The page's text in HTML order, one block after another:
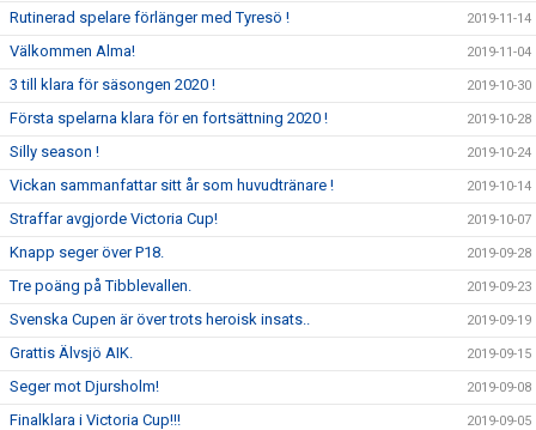
Rutinerad spelare förlänger med Tyresö ! 2019-11-14
Välkommen Alma! 2019-11-04
3 till klara för säsongen 2020 ! 2019-10-30
Första spelarna klara för en fortsättning 2020 ! 2019-10-28
Silly season ! 2019-10-24
Vickan sammanfattar sitt år som huvudtränare ! 2019-10-14
Straffar avgjorde Victoria Cup! 2019-10-07
Knapp seger över P18. 2019-09-28
Tre poäng på Tibblevallen. 2019-09-23
Svenska Cupen är över trots heroisk insats.. 2019-09-19
Grattis Älvsjö AIK. 2019-09-15
Seger mot Djursholm! 2019-09-08
Finalklara i Victoria Cup!!! 2019-09-05